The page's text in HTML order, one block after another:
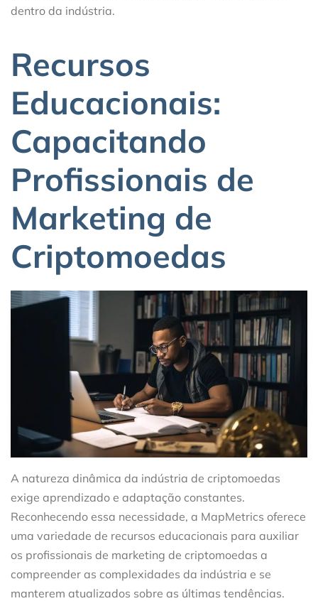
dentro da indústria.
Recursos
Educacionais:
Capacitando
Profissionais de
Marketing de
Criptomoedas
A natureza dinâmica da indústria de criptomoedas
exige aprendizado e adaptação constantes.
Reconhecendo essa necessidade, a MapMetrics oferece
uma variedade de recursos educacionais para auxiliar
os profissionais de marketing de criptomoedas a
compreender as complexidades da indústria e se
manterem atualizados sobre as últimas tendências.